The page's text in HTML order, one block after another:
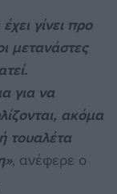
γίνει προ
μετανάστες
για να
ακόμα
τουαλέτα
, ανέφερε ο